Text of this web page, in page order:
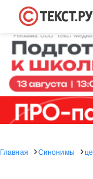
Главная Синонимы це